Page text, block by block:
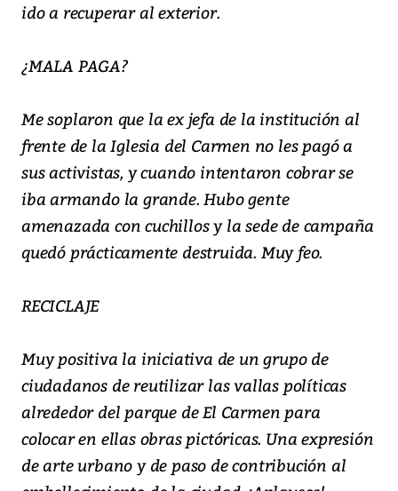
ido a recuperar al exterior.
¿MALA PAGA?
Me soplaron que la ex jefa de la institución al
frente de la Iglesia del Carmen no les pagó a
sus activistas, y cuando intentaron cobrar se
iba armando la grande. Hubo gente
amenazada con cuchillos y la sede de campaña
quedó prácticamente destruida. Muy feo.
RECICLAJE
Muy positiva la iniciativa de un grupo de
ciudadanos de reutilizar las vallas políticas
alrededor del parque de El Carmen para
colocar en ellas obras pictóricas. Una expresión
de arte urbano y de paso de contribución al